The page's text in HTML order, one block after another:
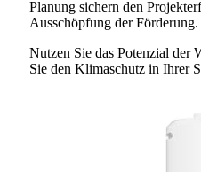
Planung sichern den
Ausschöpfung der Förderung.
Nutzen Sie das Potenzial der
Sie den Klimaschutz in Ihrer